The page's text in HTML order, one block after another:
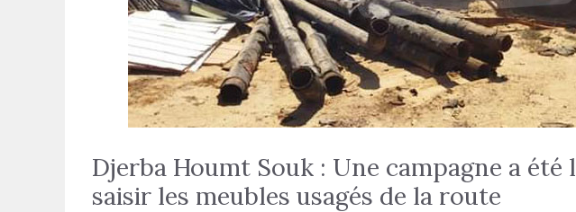
Djerba Houmt Souk : Une campagne a
saisir les meubles usagés de la route